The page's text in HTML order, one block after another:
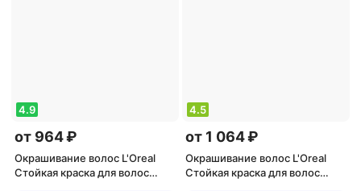
4.9
от 964 ₽
Окрашивание волос L'Oreal
Стойкая краска для волос
4.5
от 1 064 ₽
Окрашивание волос L'Oreal
Стойкая краска для волос